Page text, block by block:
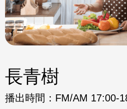
長青樹
播出時間： FM/AM 17:00-